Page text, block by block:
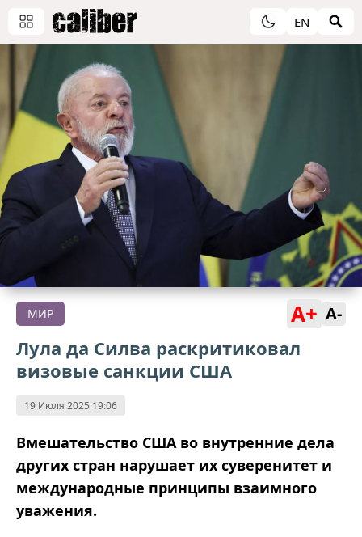
EN
МИР A+ A-
Лула да Силва раскритиковал
визовые санкции США
19 Июля 2025 19:06
Вмешательство США во внутренние дела
других стран нарушает их суверенитет и
международные принципы взаимного
уважения.